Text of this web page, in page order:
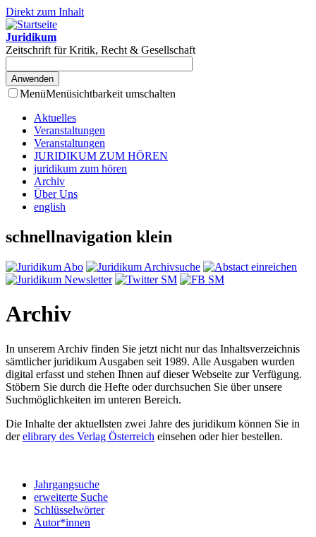
Direkt zum Inhalt
Juridikum
Zeitschrift für Kritik, Recht & Gesellschaft
MenüMenüsichtbarkeit umschalten
Aktuelles
Veranstaltungen
Veranstaltungen
JURIDIKUM ZUM HÖREN
juridikum zum hören
Archiv
Über Uns
english
schnellnavigation klein
Archiv
In unserem Archiv finden Sie jetzt nicht nur das Inhaltsverzeichnis
sämtlicher juridikum Ausgaben seit 1989. Alle Ausgaben wurden
digital erfasst und stehen Ihnen auf dieser Webseite zur Verfügung.
Stöbern Sie durch die Hefte oder durchsuchen Sie über unsere
Suchmöglichkeiten im unteren Bereich.
Die Inhalte der aktuellsten zwei Jahre des juridikum können Sie in
derelibrary des Verlag Österreich einsehen oder hier bestellen.
Jahrgangsuche
erweiterte Suche
Schlüsselwörter
Autor*innen